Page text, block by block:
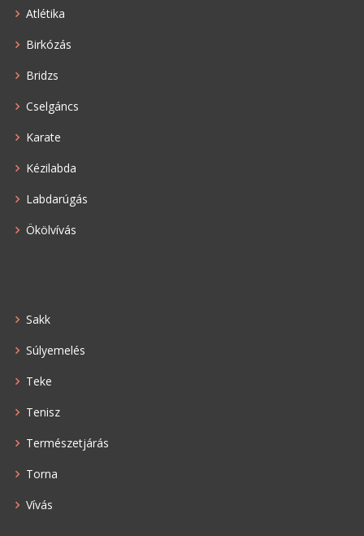
Atlétika
Birkózás
Bridzs
Cselgáncs
Karate
Kézilabda
Labdarúgás
Ökölvívás
Sakk
Súlyemelés
Teke
Tenisz
Természetjárás
Torna
Vívás